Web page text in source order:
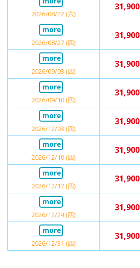
2026/08/22 (六)
31,900
2026/08/27 (四)
31,900
2026/09/03 (四)
31,900
2026/09/10 (四)
31,900
2026/12/03 (四)
31,900
2026/12/10 (四)
31,900
2026/12/17 (四)
31,900
2026/12/24 (四)
31,900
2026/12/31 (四)
31,900